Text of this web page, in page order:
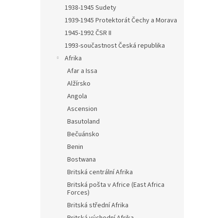
1938-1945 Sudety
1939-1945 Protektorát Čechy a Morava
1945-1992 ČSR II
1993-součastnost Česká republika
Afrika
Afar a Issa
Alžírsko
Angola
Ascension
Basutoland
Bečuánsko
Benin
Bostwana
Britská centrální Afrika
Britská pošta v Africe (East Africa
Forces)
Britská střední Afrika